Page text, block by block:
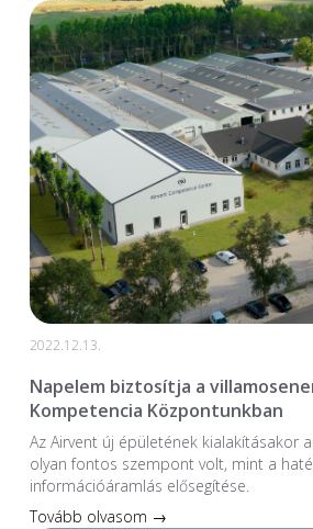
2022.12.13.
Napelem biztosítja a
Kompetencia Központunkban
Az Airvent új épületének kialakításakor
olyan fontos szempont volt, mint a
információáramlás elősegítése.
Tovább olvasom →